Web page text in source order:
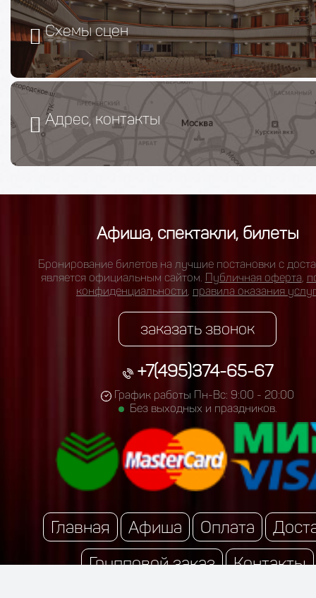
Схемы сцен
Адрес, контакты
Афиша, спектакли, билеты
Бронирование билетов на лучшие постановки с
является официальным сайтом. Публичная оферта,
конфиденциальности, правила оказания услуг
заказать звонок
+7(495)374-65-67
График работы Пн-Вс: 9:00 - 20:00
Без выходных и праздников.
Главная Афиша Оплата
Групповой заказ
Контакты